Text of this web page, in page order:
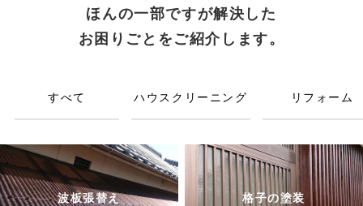
ほんの一部ですが解決した
お困りごとをご紹介します。
すべて ハウスクリーニング リフォーム
波板張替え 格子の塗装